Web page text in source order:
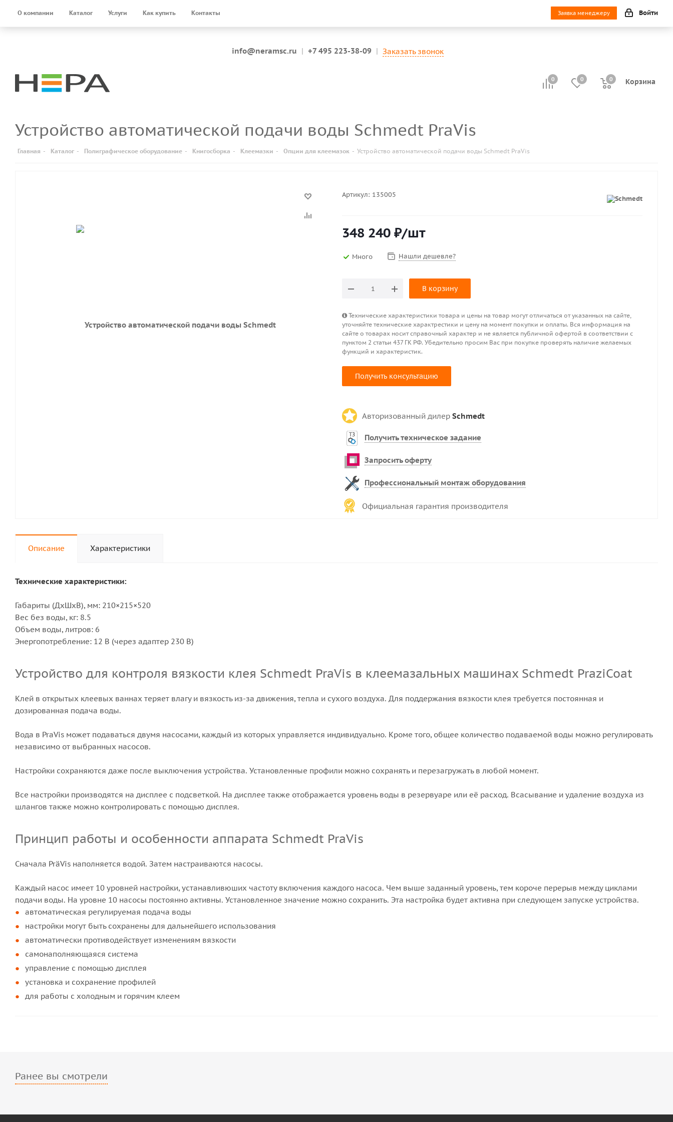
О компании Каталог Услуги Как купить Контакты Заявка менеджеру Войти
info@neramsc.ru | +7 495 223-38-09 | Заказать звонок
0 0 Корзина
0
0
Устройство автоматической подачи воды Schmedt PraVis
Главная - Каталог - Полиграфическое оборудование - Книгосборка - Клеемазки - Опции для клеемазок - Устройство автоматической подачи воды Schmedt PraVis
Артикул: 135005
348 240 ₽/шт
Много Нашли дешевле?
В корзину
Технические характеристики товара и цены на товар могут отличаться от указанных на сайте,
уточняйте технические характрестики и цену на момент покупки и оплаты. Вся информация на
сайте о товарах носит справочный характер и не является публичной офертой в соответствии с
пунктом 2 статьи 437 ГК РФ. Убедительно просим Вас при покупке проверять наличие желаемых
функций и характеристик.
Получить консультацию
Авторизованный дилер Schmedt
Получить техническое задание
Запросить оферту
Профессиональный монтаж оборудования
Официальная гарантия производителя
Описание Характеристики
Технические характеристики:
Габариты (ДхШхВ), мм: 210×215×520
Вес без воды, кг: 8.5
Объем воды, литров: 6
Энергопотребление: 12 В (через адаптер 230 В)
Устройство для контроля вязкости клея Schmedt PraVis в клеемазальных машинах Schmedt PraziCoat
Клей в открытых клеевых ваннах теряет влагу и вязкость из-за движения, тепла и сухого воздуха. Для поддержания вязкости клея требуется постоянная и
дозированная подача воды.
Вода в PraVis может подаваться двумя насосами, каждый из которых управляется индивидуально. Кроме того, общее количество подаваемой воды можно регулировать
независимо от выбранных насосов.
Настройки сохраняются даже после выключения устройства. Установленные профили можно сохранять и перезагружать в любой момент.
Все настройки производятся на дисплее с подсветкой. На дисплее также отображается уровень воды в резервуаре или её расход. Всасывание и удаление воздуха из
шлангов также можно контролировать с помощью дисплея.
Принцип работы и особенности аппарата Schmedt PraVis
Сначала PräVis наполняется водой. Затем настраиваются насосы.
Каждый насос имеет 10 уровней настройки, устанавливюших частоту включения каждого насоса. Чем выше заданный уровень, тем короче перерыв между циклами
подачи воды. На уровне 10 насосы постоянно активны. Установленное значение можно сохранить. Эта настройка будет активна при следующем запуске устройства.
автоматическая регулируемая подача воды
настройки могут быть сохранены для дальнейшего использования
автоматически противодействует изменениям вязкости
самонаполняющаяся система
управление с помощью дисплея
установка и сохранение профилей
для работы с холодным и горячим клеем
Ранее вы смотрели